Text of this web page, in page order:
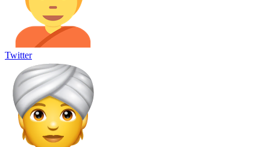
Twitter